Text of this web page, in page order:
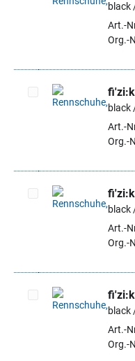
Artikel auswählen
black
Art.-
Org.-
Artikel auswählen
fi'zi:k
black
Art.-
Org.-
Artikel auswählen
fi'zi:k
black
Art.-
Org.-
Artikel auswählen
fi'zi:k
black
Art.-
Org.-